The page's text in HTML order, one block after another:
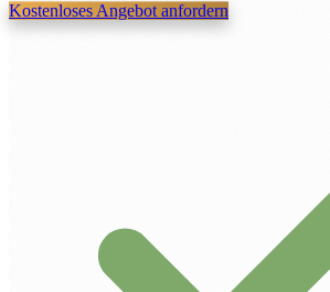
Kostenloses Angebot anfordern